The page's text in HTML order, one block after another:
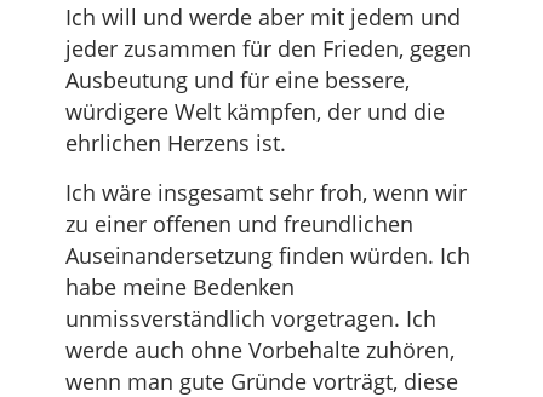
Ich will und werde aber mit jedem und
jeder zusammen für den Frieden, gegen
Ausbeutung und für eine bessere,
würdigere Welt kämpfen, der und die
ehrlichen Herzens ist.
Ich wäre insgesamt sehr froh, wenn wir
zu einer offenen und freundlichen
Auseinandersetzung finden würden. Ich
habe meine Bedenken
unmissverständlich vorgetragen. Ich
werde auch ohne Vorbehalte zuhören,
wenn man gute Gründe vorträgt, diese